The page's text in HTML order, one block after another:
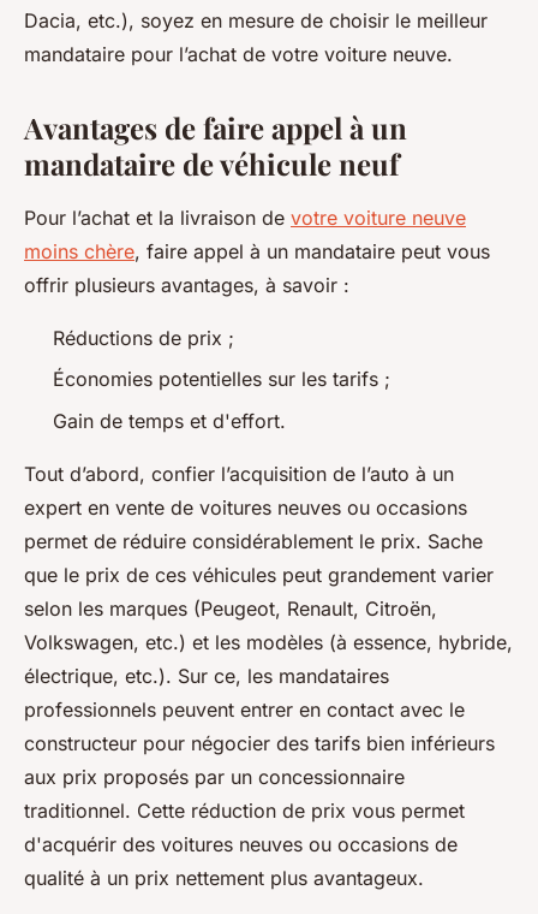
Dacia, etc.), soyez en mesure de choisir le meilleur
mandataire pour l’achat de votre voiture neuve.
Avantages de faire appel à un
mandataire de véhicule neuf
Pour l’achat et la livraison de votre voiture neuve
moins chère, faire appel à un mandataire peut vous
offrir plusieurs avantages, à savoir :
Réductions de prix ;
Économies potentielles sur les tarifs ;
Gain de temps et d'effort.
Tout d’abord, confier l’acquisition de l’auto à un
expert en vente de voitures neuves ou occasions
permet de réduire considérablement le prix. Sache
que le prix de ces véhicules peut grandement varier
selon les marques (Peugeot, Renault, Citroën,
Volkswagen, etc.) et les modèles (à essence, hybride,
électrique, etc.). Sur ce, les mandataires
professionnels peuvent entrer en contact avec le
constructeur pour négocier des tarifs bien inférieurs
aux prix proposés par un concessionnaire
traditionnel. Cette réduction de prix vous permet
d'acquérir des voitures neuves ou occasions de
qualité à un prix nettement plus avantageux.